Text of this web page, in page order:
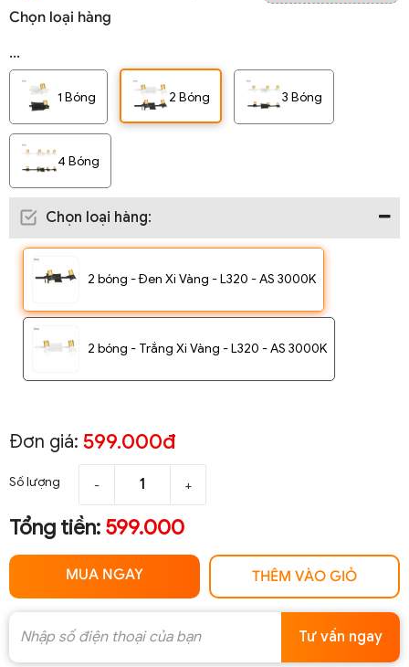
Chọn loại hàng
...
1 Bóng 2 Bóng 3 Bóng
4 Bóng
Chọn loại hàng:
2 bóng - Đen Xi Vàng - L320 - AS 3000K
2 bóng - Trắng Xi Vàng - L320 - AS 3000K
Đơn giá: 599.000đ
Số lượng - +
Tổng tiền: 599.000
MUA NGAY THÊM VÀO GIỎ
Tư vấn ngay